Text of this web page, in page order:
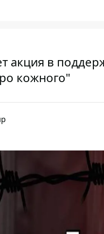
акция в
кожного"